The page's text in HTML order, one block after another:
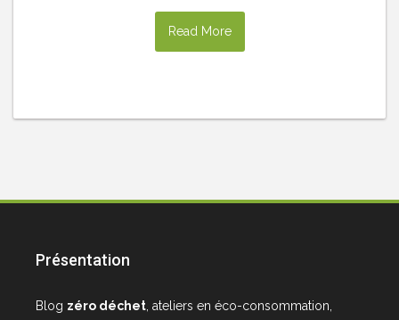
Read More
Présentation
Blog zéro déchet, ateliers en éco-consommation,